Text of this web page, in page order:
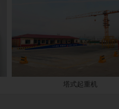
塔式起重机